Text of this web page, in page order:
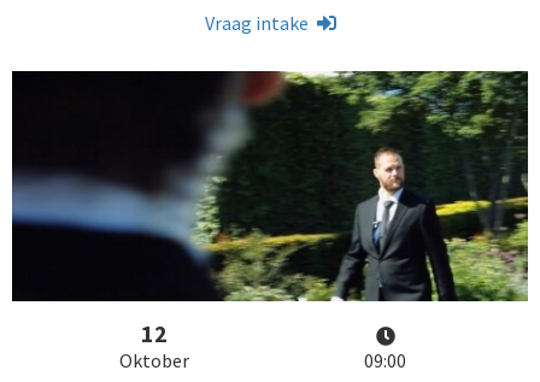
Vraag intake
12
Oktober 09:00